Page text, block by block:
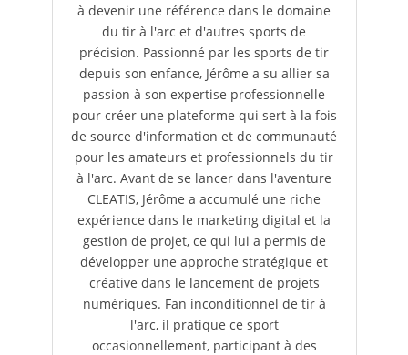
à devenir une référence dans le domaine
du tir à l'arc et d'autres sports de
précision. Passionné par les sports de tir
depuis son enfance, Jérôme a su allier sa
passion à son expertise professionnelle
pour créer une plateforme qui sert à la fois
de source d'information et de communauté
pour les amateurs et professionnels du tir
à l'arc. Avant de se lancer dans l'aventure
CLEATIS, Jérôme a accumulé une riche
expérience dans le marketing digital et la
gestion de projet, ce qui lui a permis de
développer une approche stratégique et
créative dans le lancement de projets
numériques. Fan inconditionnel de tir à
l'arc, il pratique ce sport
occasionnellement, participant à des